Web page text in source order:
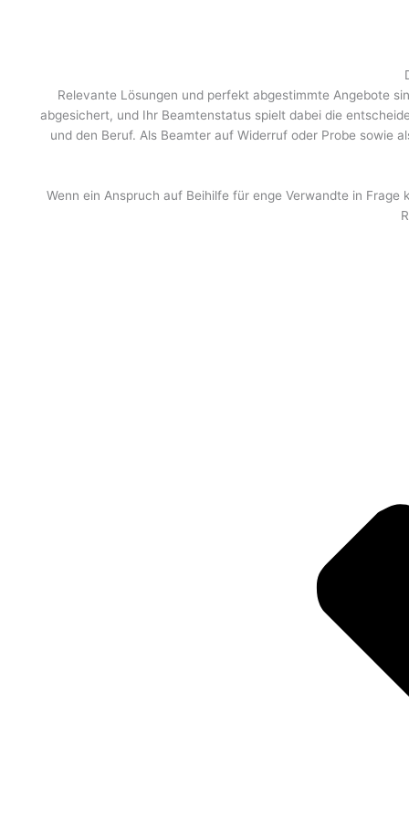
Relevante Lösungen und perfekt abgestimmte Angebote
abgesichert, und Ihr Beamtenstatus spielt dabei die
und den Beruf. Als Beamter auf Widerruf oder Probe sowie
Wenn ein Anspruch auf Beihilfe für enge Verwandte in